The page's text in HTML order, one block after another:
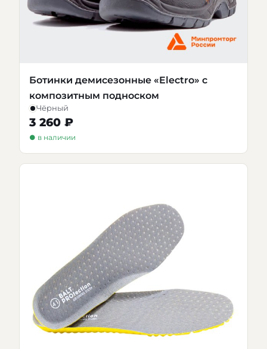
Ботинки демисезонные «Electro» с
композитным подноском
Чёрный
3 260 ₽
● в наличии